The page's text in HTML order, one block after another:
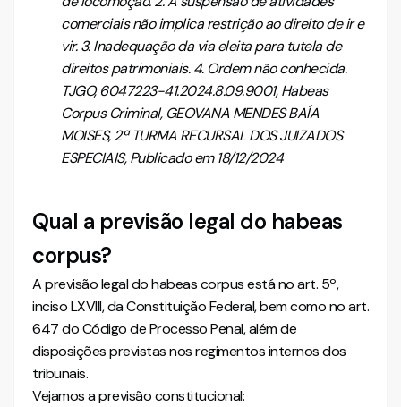
comerciais não implica restrição ao direito de ir e
vir. 3. Inadequação da via eleita para tutela de
direitos patrimoniais. 4. Ordem não conhecida.
TJGO, 6047223-41.2024.8.09.9001, Habeas
Corpus Criminal, GEOVANA MENDES BAÍA
MOISES, 2ª TURMA RECURSAL DOS JUIZADOS
ESPECIAIS, Publicado em 18/12/2024
Qual a previsão legal do habeas
corpus?
A previsão legal do habeas corpus está no art. 5º,
inciso LXVIII, da Constituição Federal, bem como no art.
647 do Código de Processo Penal, além de
disposições previstas nos regimentos internos dos
tribunais.
Vejamos a previsão constitucional: